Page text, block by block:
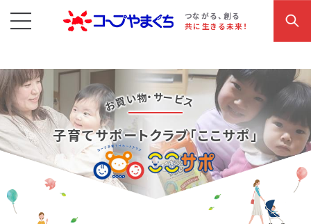
つながる、創る
共に生きる未来！
コープやまぐち お買い物・サービス こだわり商品 参加・イベント情報
お買い物・サービス
子育てサポートクラブ「ここサポ」